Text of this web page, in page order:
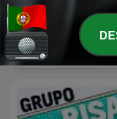
La Linterna